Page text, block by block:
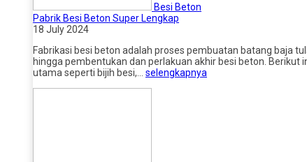
Besi Beton
Pabrik Besi Beton Super Lengkap
18 July 2024
Fabrikasi besi beton adalah proses pembuatan batang baja
hingga pembentukan dan perlakuan akhir besi beton.
utama seperti bijih besi,… selengkapnya